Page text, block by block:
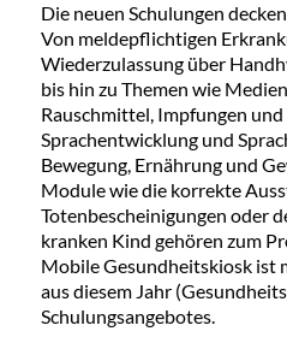
Die neuen Schulungen
Von meldepflichtigen
Wiederzulassung über
bis hin zu Themen wie
Rauschmittel, Impfungen und
Sprachentwicklung und
Bewegung, Ernährung und
Module wie die korrekte
Totenbescheinigungen oder
kranken Kind gehören zum
Mobile Gesundheitskiosk ist
aus diesem Jahr
Schulungsangebotes.